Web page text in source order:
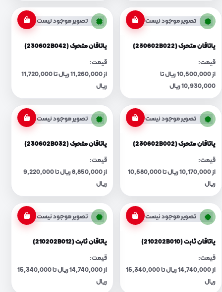
تصویر موجود نیست
یاتاقان متحرک (230602B022)
قیمت:
از 10,500,000 ریال تا
10,930,000 ریال
تصویر موجود نیست
یاتاقان متحرک (230602B042)
قیمت:
از 11,260,000 ریال تا 11,720,000
ریال
تصویر موجود نیست
یاتاقان متحرک (230602B002)
قیمت:
از 10,170,000 ریال تا 10,580,000
ریال
تصویر موجود نیست
یاتاقان متحرک (230602B032)
قیمت:
از 8,850,000 ریال تا 9,220,000
ریال
تصویر موجود نیست
یاتاقان ثابت (210202B010)
قیمت:
از 14,740,000 ریال تا 15,340,000
ریال
تصویر موجود نیست
یاتاقان ثابت (210202B012)
قیمت:
از 14,740,000 ریال تا 15,340,000
ریال